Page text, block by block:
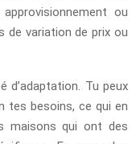
ou
de variation de prix ou
d’adaptation. Tu peux
tes besoins, ce qui en
maisons qui ont des